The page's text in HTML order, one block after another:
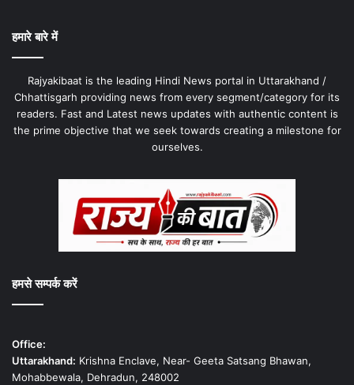
हमारे बारे में
Rajyakibaat is the leading Hindi News portal in Uttarakhand /
Chhattisgarh providing news from every segment/category for its
readers. Fast and Latest news updates with authentic content is
the prime objective that we seek towards creating a milestone for
ourselves.
हमसे सम्पर्क करें
Office:
Uttarakhand: Krishna Enclave, Near- Geeta Satsang Bhawan,
Mohabbewala, Dehradun, 248002